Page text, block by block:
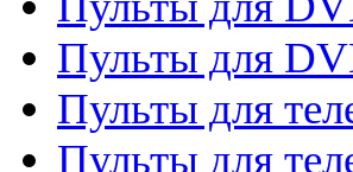
Пульты для
Пульты для
Пульты для